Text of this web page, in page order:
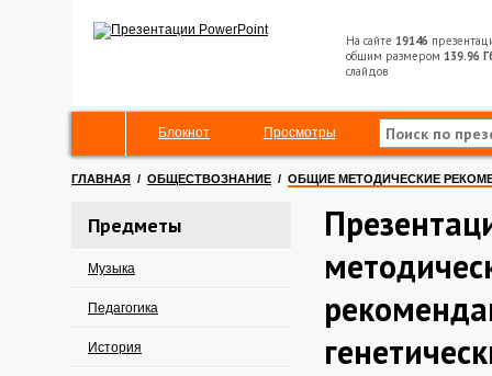
На сайте 19146
общим размером 139.96
слайдов
Блокнот Просмотры
ГЛАВНАЯ / ОБЩЕСТВОЗНАНИЕ / ОБЩИЕ МЕТОДИЧЕСКИЕ
Предметы
Музыка
Педагогика
История